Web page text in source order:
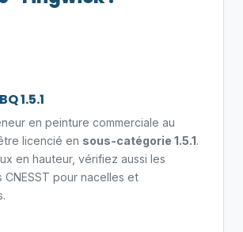
1.5.1
en peinture commerciale au
licencié en sous-catégorie 1.5.1.
en hauteur, vérifiez aussi les
pour nacelles et